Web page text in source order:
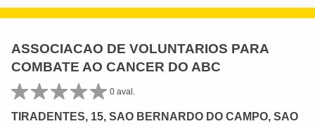
ASSOCIACAO DE VOLUNTARIOS PARA
COMBATE AO CANCER DO ABC
0 aval.
TIRADENTES, 15, SAO BERNARDO DO CAMPO, SAO